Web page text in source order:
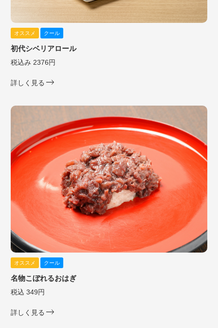
オススメ クール
初代シベリアロール
税込み 2376円
詳しく見る
オススメ クール
名物こぼれるおはぎ
税込 349円
詳しく見る